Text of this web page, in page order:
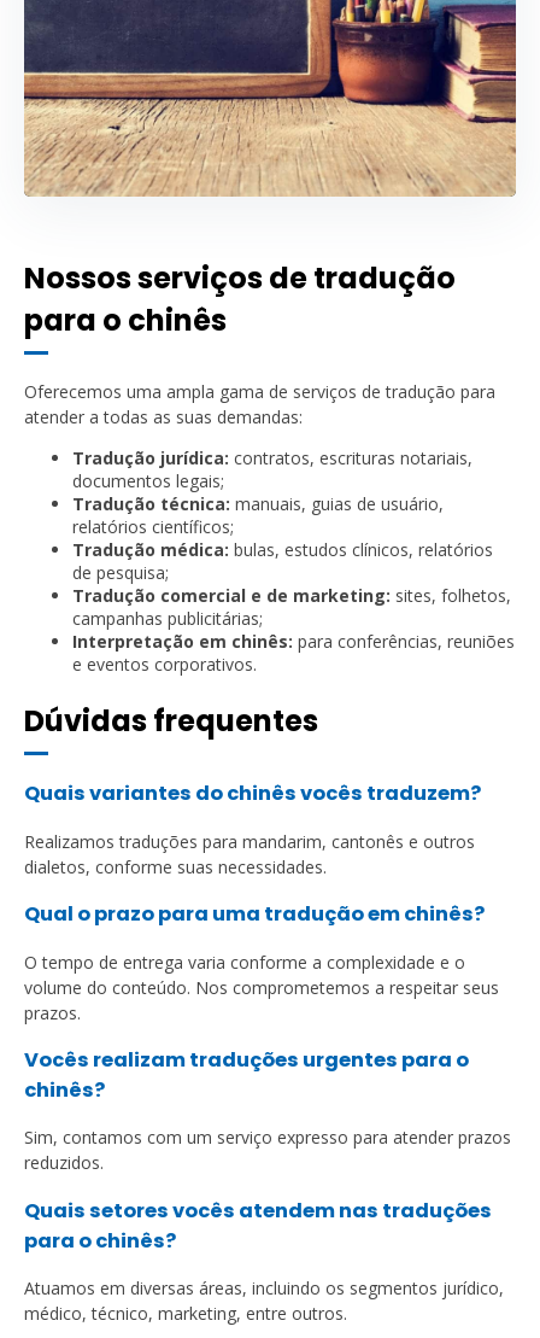
Nossos serviços de tradução
para o chinês
Oferecemos uma ampla gama de serviços de tradução para
atender a todas as suas demandas:
Tradução jurídica: contratos, escrituras notariais,
documentos legais;
Tradução técnica: manuais, guias de usuário,
relatórios científicos;
Tradução médica: bulas, estudos clínicos, relatórios
de pesquisa;
Tradução comercial e de marketing: sites, folhetos,
campanhas publicitárias;
Interpretação em chinês: para conferências, reuniões
e eventos corporativos.
Dúvidas frequentes
Quais variantes do chinês vocês traduzem?
Realizamos traduções para mandarim, cantonês e outros
dialetos, conforme suas necessidades.
Qual o prazo para uma tradução em chinês?
O tempo de entrega varia conforme a complexidade e o
volume do conteúdo. Nos comprometemos a respeitar seus
prazos.
Vocês realizam traduções urgentes para o
chinês?
Sim, contamos com um serviço expresso para atender prazos
reduzidos.
Quais setores vocês atendem nas traduções
para o chinês?
Atuamos em diversas áreas, incluindo os segmentos jurídico,
médico, técnico, marketing, entre outros.